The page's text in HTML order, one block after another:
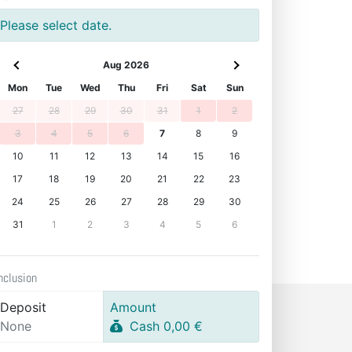
Please select date.
Aug 2026
Mon
Tue Wed Thu Fri Sat
Sun
27
28 29 30 31 1
2
3
4 5 6 7 8
9
10
11 12 13 14 15
16
17
18 19 20 21 22
23
24
25 26 27 28 29
30
31
1 2 3 4 5 6
Deposit
None
Amount
Cash 0,00 €